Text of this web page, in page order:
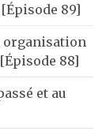
89]
organisation
88]
et au